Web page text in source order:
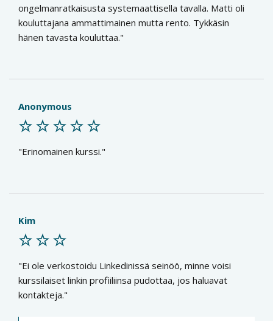
ongelmanratkaisusta systemaattisella tavalla. Matti oli
kouluttajana ammattimainen mutta rento. Tykkäsin
hänen tavasta kouluttaa.
Anonymous
Erinomainen kurssi.
Kim
Ei ole verkostoidu Linkedinissä seinöö, minne voisi
kurssilaiset linkin profiiliinsa pudottaa, jos haluavat
kontakteja.